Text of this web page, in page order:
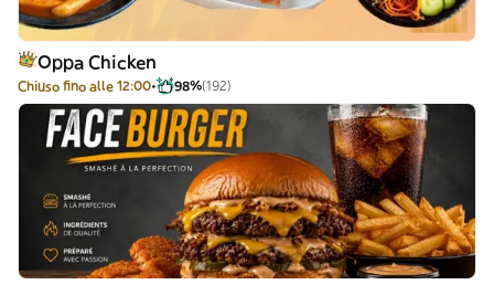
Oppa Chicken
Chiuso fino alle 12:00 98%(192)